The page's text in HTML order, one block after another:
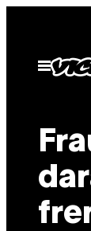
contentOpen
Menu